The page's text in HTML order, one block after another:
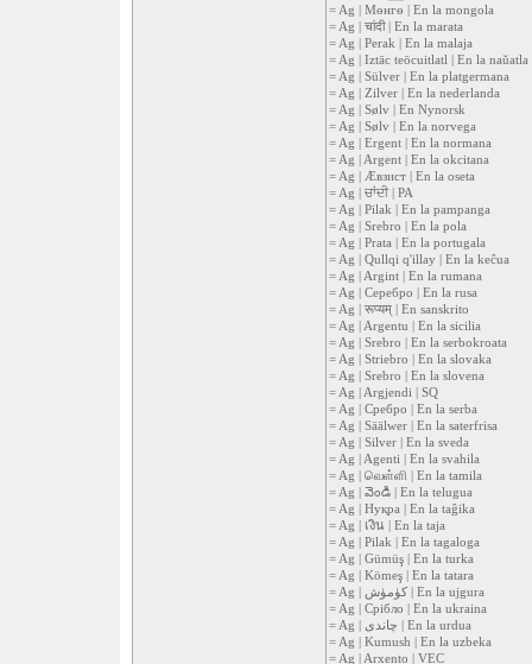
= Ag | Мөнгө | En la mongola
= Ag | चांदी | En la marata
= Ag | Perak | En la malaja
= Ag | Iztāc teōcuitlatl | En la naŭatla
= Ag | Sülver | En la platgermana
= Ag | Zilver | En la nederlanda
= Ag | Sølv | En Nynorsk
= Ag | Sølv | En la norvega
= Ag | Ergent | En la normana
= Ag | Argent | En la okcitana
= Ag | Æвзист | En la oseta
= Ag | ਚਾਂਦੀ | PA
= Ag | Pilak | En la pampanga
= Ag | Srebro | En la pola
= Ag | Prata | En la portugala
= Ag | Qullqi q'illay | En la keĉua
= Ag | Argint | En la rumana
= Ag | Серебро | En la rusa
= Ag | रूप्यम् | En sanskrito
= Ag | Argentu | En la sicilia
= Ag | Srebro | En la serbokroata
= Ag | Striebro | En la slovaka
= Ag | Srebro | En la slovena
= Ag | Argjendi | SQ
= Ag | Сребро | En la serba
= Ag | Säälwer | En la saterfrisa
= Ag | Silver | En la sveda
= Ag | Agenti | En la svahila
= Ag | வெள்ளி | En la tamila
= Ag | వెండి | En la telugua
= Ag | Нуқра | En la taĝika
= Ag | เงิน | En la taja
= Ag | Pilak | En la tagaloga
= Ag | Gümüş | En la turka
= Ag | Kömeş | En la tatara
= Ag | كۈمۈش | En la ujgura
= Ag | Срібло | En la ukraina
= Ag | چاندی | En la urdua
= Ag | Kumush | En la uzbeka
= Ag | Arxento | VEC